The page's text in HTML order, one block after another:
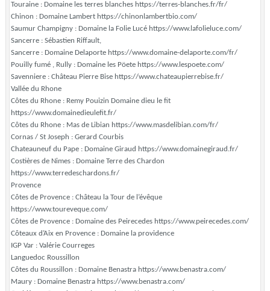
Touraine : Domaine les terres blanches https://terres-blanches.fr/fr/
Chinon : Domaine Lambert https://chinonlambertbio.com/
Saumur Champigny : Domaine la Folie Lucé https://www.lafolieluce.com/
Sancerre : Sébastien Riffault,
Sancerre : Domaine Delaporte https://www.domaine-delaporte.com/fr/
Pouilly fumé , Rully : Domaine les Pöete https://www.lespoete.com/
Savenniere : Château Pierre Bise https://www.chateaupierrebise.fr/
Vallée du Rhone
Côtes du Rhone : Remy Pouizin Domaine dieu le fit
https://www.domainedieulefit.fr/
Côtes du Rhone : Mas de Libian https://www.masdelibian.com/fr/
Cornas / St Joseph : Gerard Courbis
Chateauneuf du Pape : Domaine Giraud https://www.domainegiraud.fr/
Costières de Nimes : Domaine Terre des Chardon
https://www.terredeschardons.fr/
Provence
Côtes de Provence : Château la Tour de l’évêque
https://www.toureveque.com/
Côtes de Provence : Domaine des Peirecedes https://www.peirecedes.com/
Côteaux d’Aix en Provence : Domaine la providence
IGP Var : Valérie Courreges
Languedoc Roussillon
Côtes du Roussillon : Domaine Benastra https://www.benastra.com/
Maury : Domaine Benastra https://www.benastra.com/